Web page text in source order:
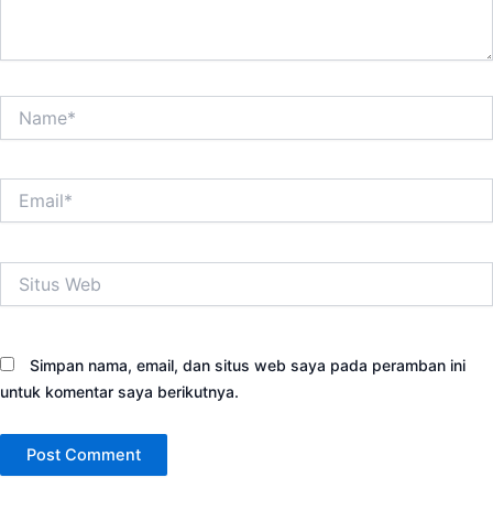
Web
Simpan nama, email, dan situs web saya pada peramban ini
untuk komentar saya berikutnya.